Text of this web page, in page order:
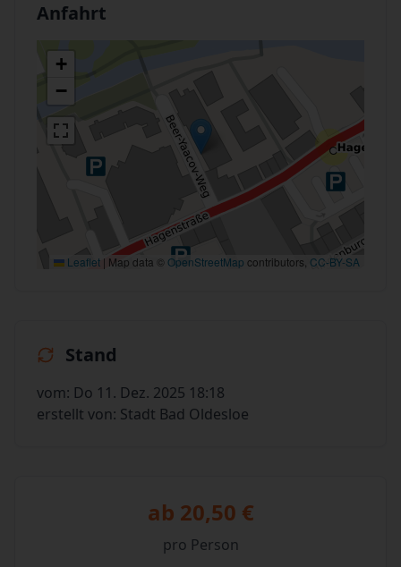
Anfahrt
+
−
Leaflet | Map data © OpenStreetMap contributors, CC-BY-SA
Stand
vom: Do 11. Dez. 2025 18:18
erstellt von: Stadt Bad Oldesloe
ab 20,50 €
pro Person